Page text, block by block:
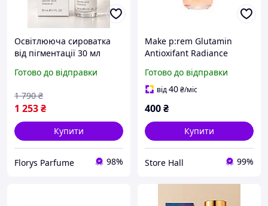
Освітлююча сироватка
від пігментації 30 мл
Brightening Serum
вирівнювання тону шкіри
Готово до відправки
1 253₴
1 790 ₴
Купити
Florys Parfume 98%
Make p:rem Glutamin
Antioxifant Radiance
сяйва, вирівнювання
тону і зволоження шкіри
Готово до відправки
від40₴/міс
400₴
Купити
Store Hall 99%